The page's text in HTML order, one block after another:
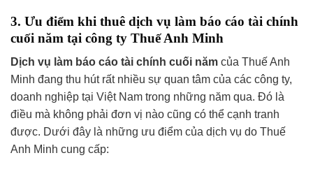
3. Ưu điểm khi thuê dịch vụ làm báo cáo tài chính
cuối năm tại công ty Thuế Anh Minh
Dịch vụ làm báo cáo tài chính cuối năm của Thuế Anh
Minh đang thu hút rất nhiều sự quan tâm của các công ty,
doanh nghiệp tại Việt Nam trong những năm qua. Đó là
điều mà không phải đơn vị nào cũng có thể cạnh tranh
được. Dưới đây là những ưu điểm của dịch vụ do Thuế
Anh Minh cung cấp: